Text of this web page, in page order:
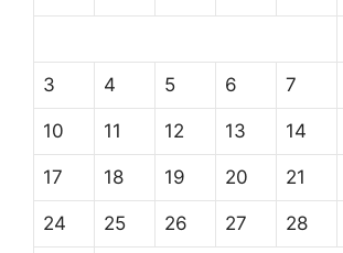
3 4 5 6 7
10 11 12 13 14
17 18 19 20 21
24 25 26 27 28